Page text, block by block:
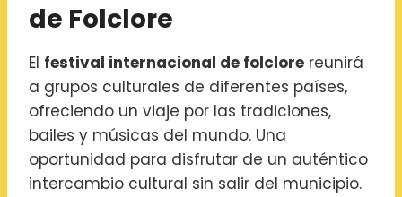
de Folclore
El festival internacional de folclore reunirá
a grupos culturales de diferentes países,
ofreciendo un viaje por las tradiciones,
bailes y músicas del mundo. Una
oportunidad para disfrutar de un auténtico
intercambio cultural sin salir del municipio.